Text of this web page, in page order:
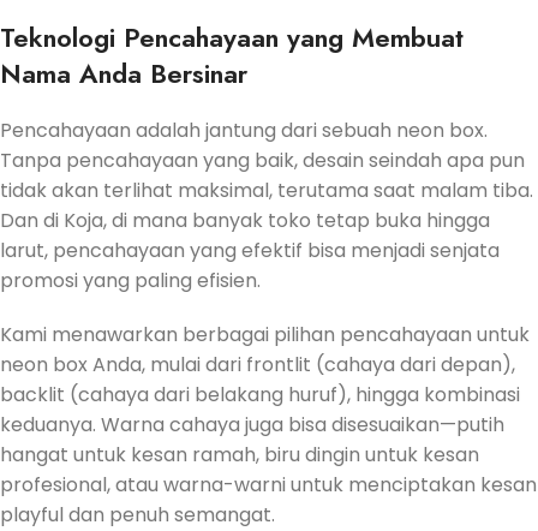
Teknologi Pencahayaan yang Membuat
Nama Anda Bersinar
Pencahayaan adalah jantung dari sebuah neon box.
Tanpa pencahayaan yang baik, desain seindah apa pun
tidak akan terlihat maksimal, terutama saat malam tiba.
Dan di Koja, di mana banyak toko tetap buka hingga
larut, pencahayaan yang efektif bisa menjadi senjata
promosi yang paling efisien.
Kami menawarkan berbagai pilihan pencahayaan untuk
neon box Anda, mulai dari frontlit (cahaya dari depan),
backlit (cahaya dari belakang huruf), hingga kombinasi
keduanya. Warna cahaya juga bisa disesuaikan—putih
hangat untuk kesan ramah, biru dingin untuk kesan
profesional, atau warna-warni untuk menciptakan kesan
playful dan penuh semangat.